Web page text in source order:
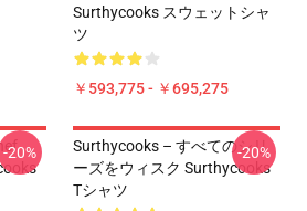
Surthycooks スウェットシャ
ツ
￥593,775 - ￥695,275
-20%
Surthycooks – すべてのシリ
ーズをウィスク Surthycooks
Tシャツ
-20%